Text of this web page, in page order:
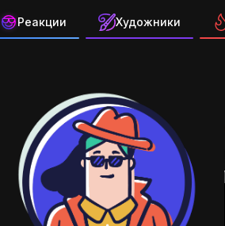
Реакции Художники